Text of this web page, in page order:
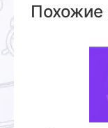
Похожие